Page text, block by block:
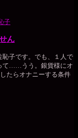
子
ん
子です。でも、１人で
て……うう。銀貨様にオ
たらオナニーする条件